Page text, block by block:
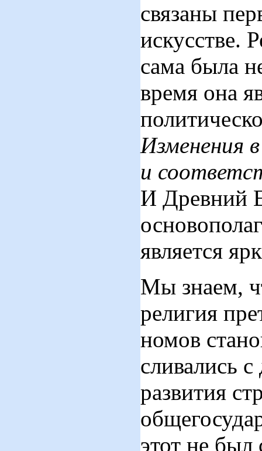
связаны
искусстве.
сама была
время она
Изменения
и
И Древний
является
Мы знаем,
религия
номов
сливались
развития
этот не